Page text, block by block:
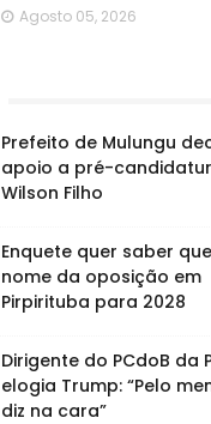
Agosto 05, 2026
Prefeito de Mulungu
apoio a pré-
Wilson Filho
Enquete quer saber
nome da oposição em
Pirpirituba para 2028
Dirigente do PCdoB da
elogia Trump: “Pelo
diz na cara”